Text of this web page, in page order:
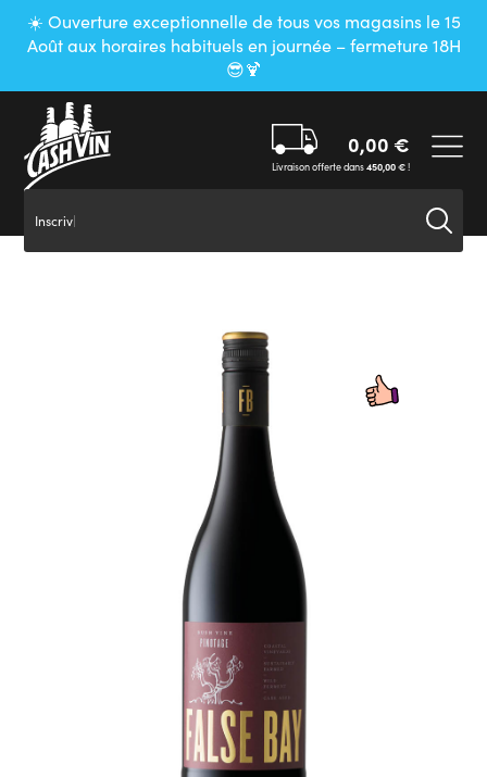
☀️ Ouverture exceptionnelle de tous vos magasins le 15
Août aux horaires habituels en journée – fermeture 18H
😎🍹
Inscrivez
0,00 €
Livraison offerte dans450,00€!
Panneau de gestion des cookies